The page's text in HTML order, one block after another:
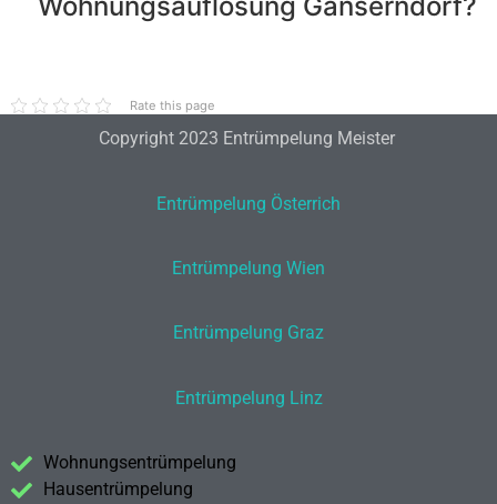
Rate this page
Copyright 2023 Entrümpelung Meister
Entrümpelung Österrich
Entrümpelung Wien
Entrümpelung Graz
Entrümpelung Linz
Wohnungsentrümpelung
Hausentrümpelung